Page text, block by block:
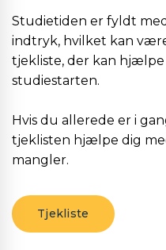
Studietiden er fyldt
indtryk, hvilket kan
tjekliste, der kan
studiestarten.
Hvis du allerede er i
tjeklisten hjælpe dig
mangler.
Tjekliste